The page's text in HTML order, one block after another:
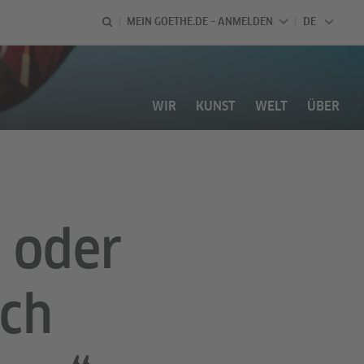
MEIN GOETHE.DE – ANMELDEN
DE
WIR KUNST WELT ÜBER
oder